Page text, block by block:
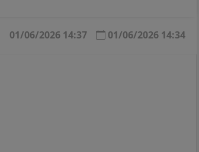
01/06/2026 14:34
01/06/2026 14:37